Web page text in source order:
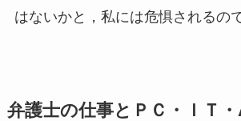
はないかと，私には危惧されるの
弁護士の仕事とＰＣ・ＩＴ